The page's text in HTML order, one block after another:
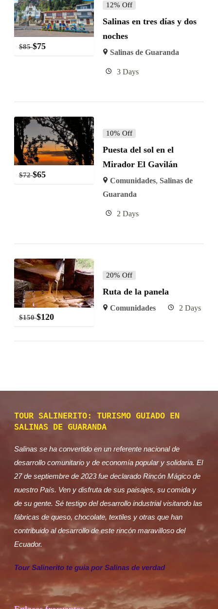
$85 $75
12% Off
Salinas en tres días y dos
noches
Salinas de Guaranda
3 Days
$72 $65
10% Off
Puesta del sol en el
Mirador El Gavilán
Comunidades, Salinas de
Guaranda
2 Days
$150 $120
20% Off
Ruta de la panela
Comunidades 2 Days
TOUR SALINERITO: TURISMO GUIADO EN
SALINAS DE GUARANDA
Salinas se ha convertido en un referente nacional de
desarrollo comunitario y de economía popular y solidaria. El
27 de septiembre de 2023 fue declarado Rincón Mágico de
nuestro País. Ven y disfruta de sus paisajes, su comida y
de su gente. Sé testigo del desarrollo industrial visitando las
fábricas de queso, chocolate, textiles y otras que han
contribuido al desarrollo de este rincón maravilloso del
Ecuador.
Tour Salinerito te guia por Salinas de verdad